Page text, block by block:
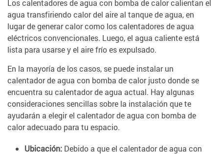
Los calentadores de agua con bomba de calor calientan el
agua transfiriendo calor del aire al tanque de agua, en
lugar de generar calor como los calentadores de agua
eléctricos convencionales. Luego, el agua caliente está
lista para usarse y el aire frío es expulsado.
En la mayoría de los casos, se puede instalar un
calentador de agua con bomba de calor justo donde se
encuentra su calentador de agua actual. Hay algunas
consideraciones sencillas sobre la instalación que te
ayudarán a elegir el calentador de agua con bomba de
calor adecuado para tu espacio.
Ubicación: Debido a que el calentador de agua con